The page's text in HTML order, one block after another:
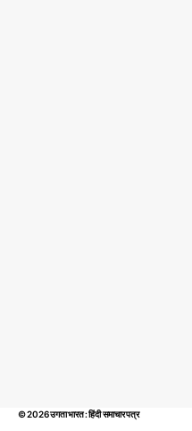
© 2026उगता भारत : हिंदी समाचार पत्र